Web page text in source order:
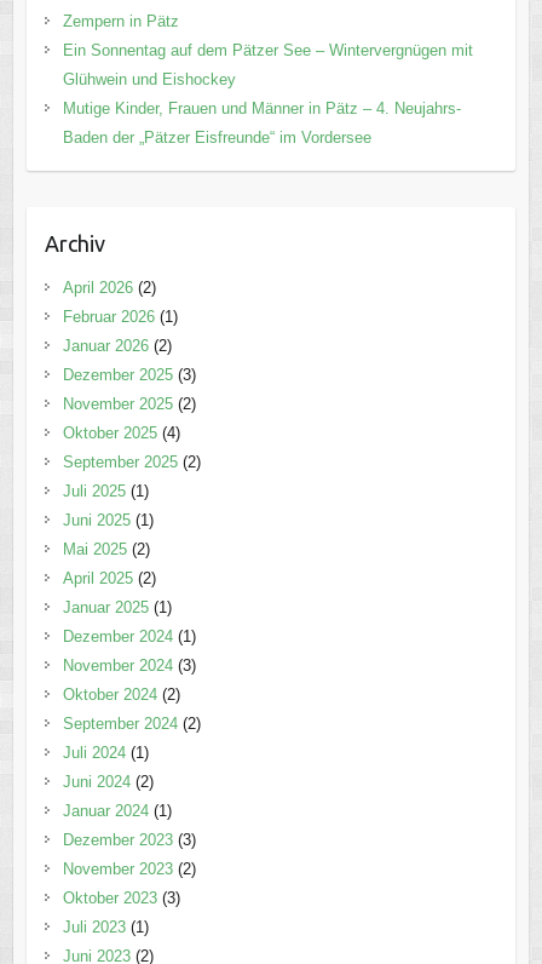
Zempern in Pätz
Ein Sonnentag auf dem Pätzer See – Wintervergnügen mit
Glühwein und Eishockey
Mutige Kinder, Frauen und Männer in Pätz – 4. Neujahrs-
Baden der „Pätzer Eisfreunde“ im Vordersee
Archiv
April 2026(2)
Februar 2026(1)
Januar 2026(2)
Dezember 2025(3)
November 2025(2)
Oktober 2025(4)
September 2025(2)
Juli 2025(1)
Juni 2025(1)
Mai 2025(2)
April 2025(2)
Januar 2025(1)
Dezember 2024(1)
November 2024(3)
Oktober 2024(2)
September 2024(2)
Juli 2024(1)
Juni 2024(2)
Januar 2024(1)
Dezember 2023(3)
November 2023(2)
Oktober 2023(3)
Juli 2023(1)
Juni 2023(2)